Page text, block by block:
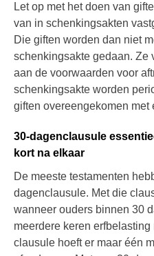
Let op met het doen van
van in schenkingsakten
Die giften worden dan niet
schenkingsakte gedaan. Ze
aan de voorwaarden voor
schenkingsakte worden
giften overeengekomen met
30-dagenclausule
kort na elkaar
De meeste testamenten
dagenclausule. Met die
wanneer ouders binnen 30
meerdere keren
clausule hoeft er maar één